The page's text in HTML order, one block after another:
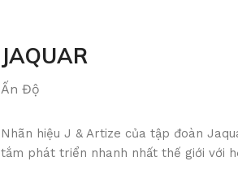
JAQUAR
Ấn Độ
Nhãn hiệu J & Artize của tập đoàn
tắm phát triển nhanh nhất thế giới với